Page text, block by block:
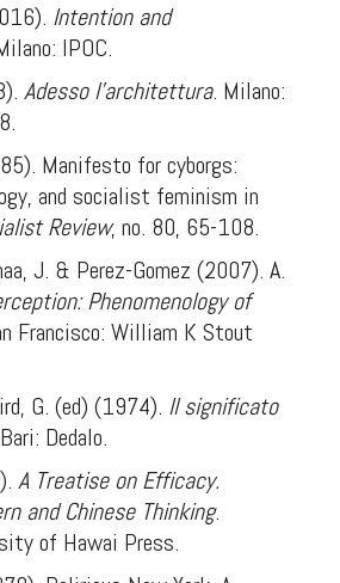
Intention and
IPOC.
Adesso l’architettura. Milano:
Manifesto for cyborgs:
and socialist feminism in
Review, no. 80, 65-108.
J. & Perez-Gomez (2007). A.
Phenomenology of
Francisco: William K Stout
G. (ed) (1974). Il significato
Dedalo.
A Treatise on Efficacy.
and Chinese Thinking.
of Hawai Press.